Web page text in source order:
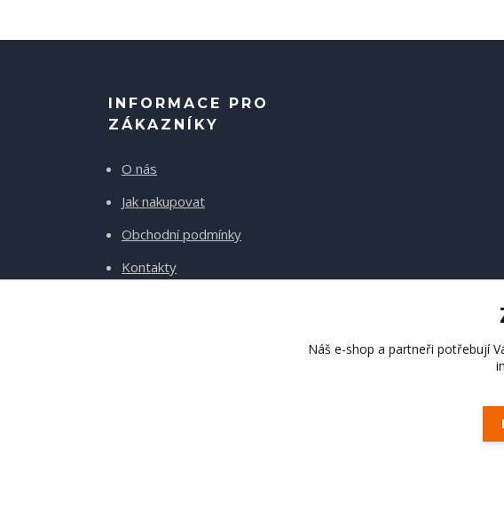
INFORMACE PRO
ZÁKAZNÍKY
O nás
Jak nakupovat
Obchodní podmínky
Kontakty
Náš e-shop a partneři potřebují